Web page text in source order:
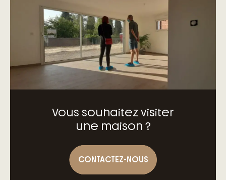
Vous souhaitez visiter
une maison ?
CONTACTEZ-NOUS